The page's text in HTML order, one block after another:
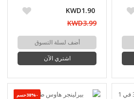
KWD1.90
KWD3.99
أضف لسلة التسوق
اشتري الآن
-38%حسم